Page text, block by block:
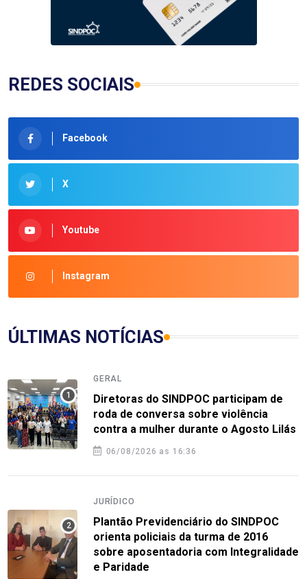
REDES SOCIAIS
Facebook
X
Youtube
Instagram
ÚLTIMAS NOTÍCIAS
GERAL
Diretoras do SINDPOC participam de
roda de conversa sobre violência
contra a mulher durante o Agosto Lilás
06/08/2026 as 16:36
JURÍDICO
Plantão Previdenciário do SINDPOC
orienta policiais da turma de 2016
sobre aposentadoria com Integralidade
e Paridade